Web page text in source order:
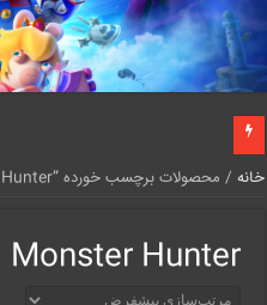
خانه / محصولات برچسب خورده “Monster Hunter”
Monster Hunter